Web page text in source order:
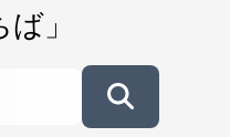
」